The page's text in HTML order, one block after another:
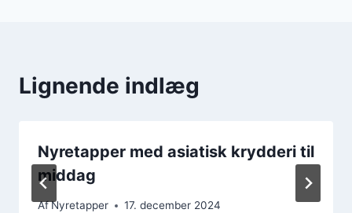
Lignende indlæg
Nyretapper med asiatisk krydderi til
middag
AfNyretapper 17. december 2024